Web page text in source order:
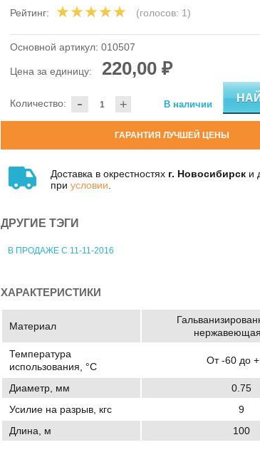
Рейтинг: (голосов: 1)
Основной артикул: 010507
Цена за единицу: 220,00 ₽
- +
Количество: В наличии
ГАРАНТИЯ ЛУЧШЕЙ ЦЕНЫ
Доставка в окрестностях г. Новосибирск и
при условии
ДРУГИЕ ТЭГИ
В ПРОДАЖЕ С 11-11-2016
ХАРАКТЕРИСТИКИ
Материал
Температура
использования, °C
От -60 до
Диаметр, мм
0.75
Усилие на разрыв, кгс
9
Длина, м
100